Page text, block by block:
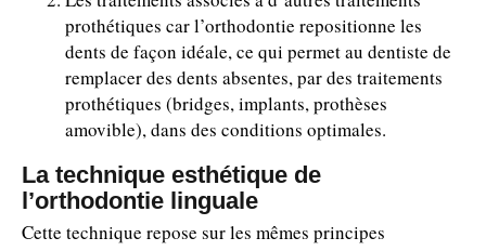
prothétiques car l’orthodontie repositionne les
dents de façon idéale, ce qui permet au dentiste de
remplacer des dents absentes, par des traitements
prothétiques (bridges, implants, prothèses
amovible), dans des conditions optimales.
La technique esthétique de
l’orthodontie linguale
Cette technique repose sur les mêmes principes